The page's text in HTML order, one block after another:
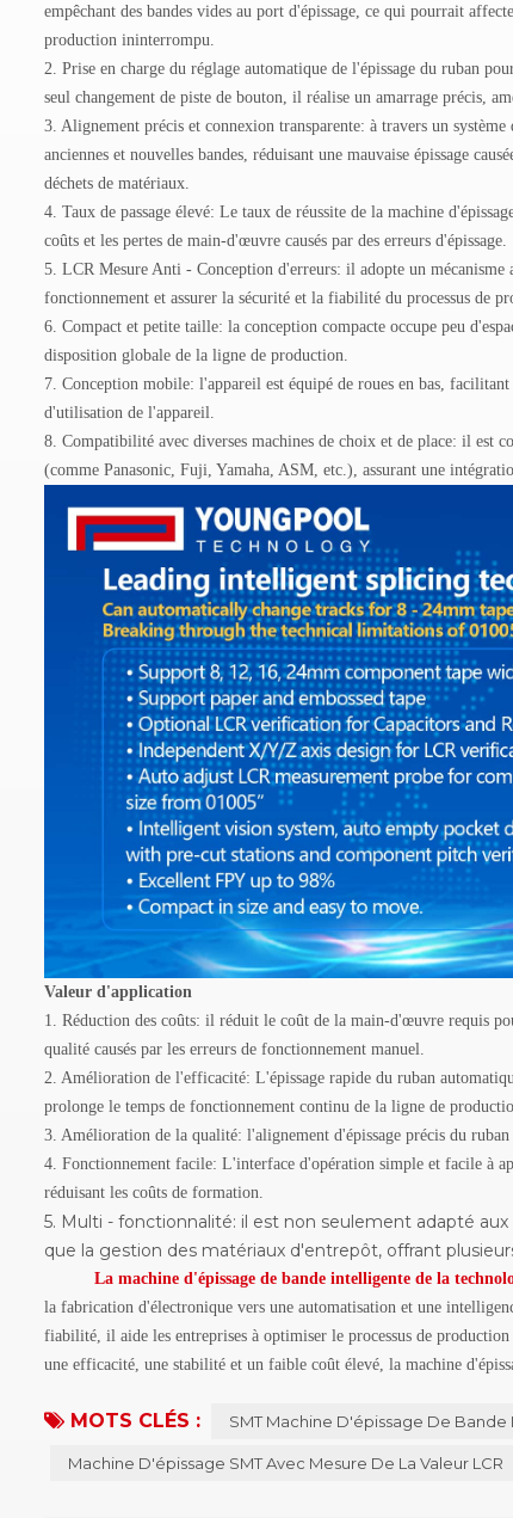
empêchant des bandes vides au port d'épissage, ce qui pourrait
production ininterrompu.
2. Prise en charge du réglage automatique de l'épissage du ruban
seul changement de piste de bouton, il réalise un amarrage précis,
3. Alignement précis et connexion transparente: à travers un
anciennes et nouvelles bandes, réduisant une mauvaise épissage
déchets de matériaux.
4. Taux de passage élevé: Le taux de réussite de la machine
coûts et les pertes de main-d'œuvre causés par des erreurs d'épissage.
5. LCR Mesure Anti - Conception d'erreurs: il adopte un
fonctionnement et assurer la sécurité et la fiabilité du processus de
6. Compact et petite taille: la conception compacte occupe peu
disposition globale de la ligne de production.
7. Conception mobile: l'appareil est équipé de roues en bas,
d'utilisation de l'appareil.
8. Compatibilité avec diverses machines de choix et de place: il est
(comme Panasonic, Fuji, Yamaha, ASM, etc.), assurant une
Valeur d'application
1. Réduction des coûts: il réduit le coût de la main-d'œuvre requis
qualité causés par les erreurs de fonctionnement manuel.
2. Amélioration de l'efficacité: L'épissage rapide du ruban
prolonge le temps de fonctionnement continu de la ligne de
3. Amélioration de la qualité: l'alignement d'épissage précis du
4. Fonctionnement facile: L'interface d'opération simple et facile à
réduisant les coûts de formation.
5. Multi - fonctionnalité: il est non seulement adapté
que la gestion des matériaux d'entrepôt, offrant
La machine d'épissage de bande intelligente de la
la fabrication d'électronique vers une automatisation et une
fiabilité, il aide les entreprises à optimiser le processus de
une efficacité, une stabilité et un faible coût élevé, la machine
MOTS CLÉS : SMT Machine D'épissage De
Machine D'épissage SMT Avec Mesure De La Valeur LCR